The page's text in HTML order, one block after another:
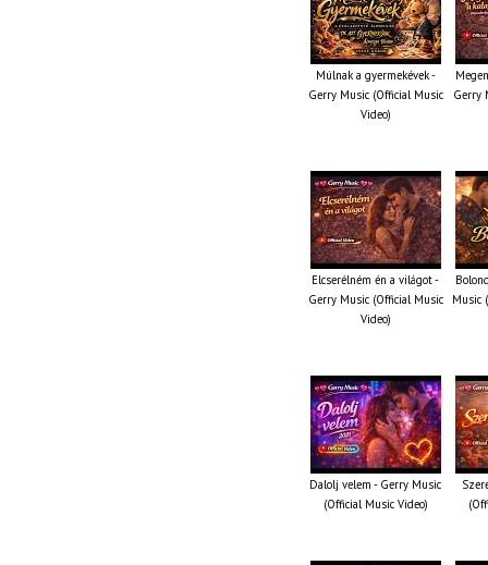
Múlnak a gyermekévek -
Gerry Music (Official Music
Video)
Gerry
Elcserélném én a világot -
Gerry Music (Official Music
Video)
Music
Dalolj velem - Gerry Music
(Official Music Video)